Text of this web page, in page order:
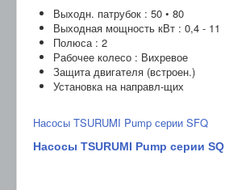
Выходн. патрубок : 50 • 80
Выходная мощность кВт : 0,4 - 11
Полюса : 2
Рабочее колесо : Вихревое
Защита двигателя (встроен.)
Установка на направл-щих
Насосы TSURUMI Pump серии SFQ
Насосы TSURUMI Pump серии SQ